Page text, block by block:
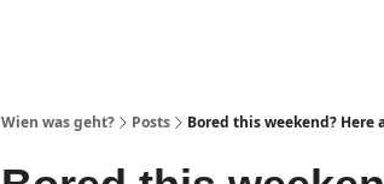
Wien was geht? Posts Bored this weekend? Here